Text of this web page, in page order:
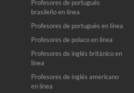
Profesores de portugués
brasileño en línea
Profesores de portugués en línea
Profesores de polaco en línea
Profesores de inglés británico en
línea
Profesores de inglés americano
en línea